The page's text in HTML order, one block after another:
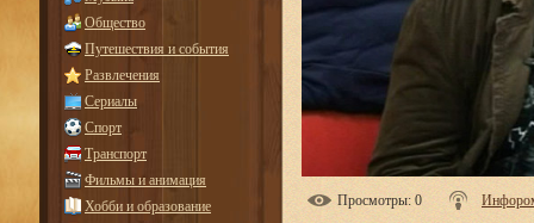
Общество
Путешествия и события
Развлечения
Сериалы
Спорт
Транспорт
Фильмы и анимация
Хобби и образование
Просмотры: 0